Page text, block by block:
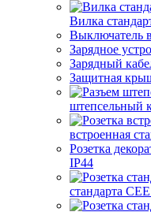
Вилка
Выключатель
Зарядное
Зарядный
Защитная
штепсельный
встроенная
Розетка
IP44
стандарта